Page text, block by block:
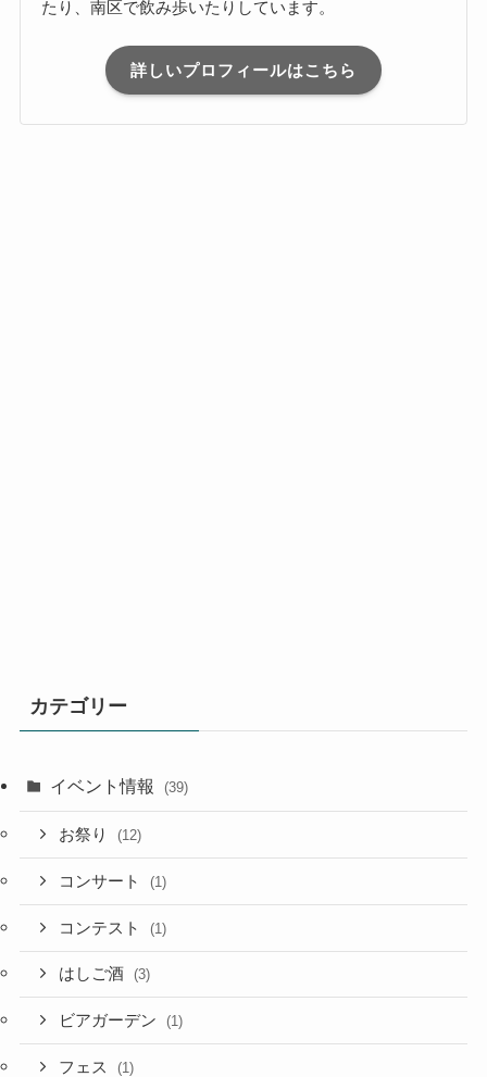
たり、南区で飲み歩いたりしています。
詳しいプロフィールはこちら
カテゴリー
イベント情報 (39)
お祭り (12)
コンサート (1)
コンテスト (1)
はしご酒 (3)
ビアガーデン (1)
フェス (1)